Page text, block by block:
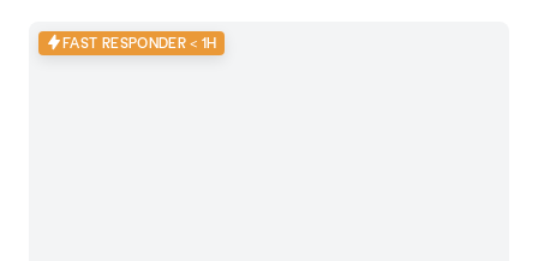
FAST RESPONDER < 1H